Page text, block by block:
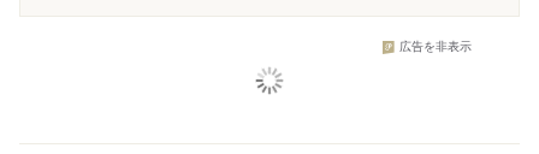
広告を非表示